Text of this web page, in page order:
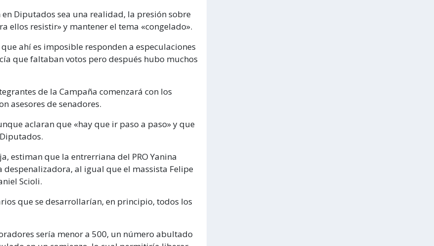
Diputados sea una realidad, la presión sobre
ellos resistir» y mantener el tema «congelado».
ahí es imposible responden a especulaciones
que faltaban votos pero después hubo muchos
de la Campaña comenzará con los
asesores de senadores.
aclaran que «hay que ir paso a paso» y que
estiman que la entrerriana del PRO Yanina
al igual que el massista Felipe
Scioli.
que se desarrollarían, en principio, todos los
sería menor a 500, un número abultado